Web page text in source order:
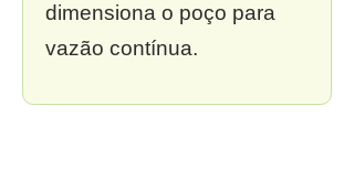
dimensiona o poço para
vazão contínua.